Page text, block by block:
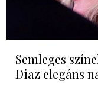
Semleges
Diaz elegáns